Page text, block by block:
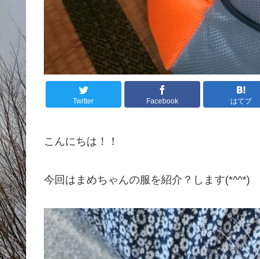
Twitter Facebook はてブ
こんにちは！！
今回はまめちゃんの服を紹介？します(*^^*)